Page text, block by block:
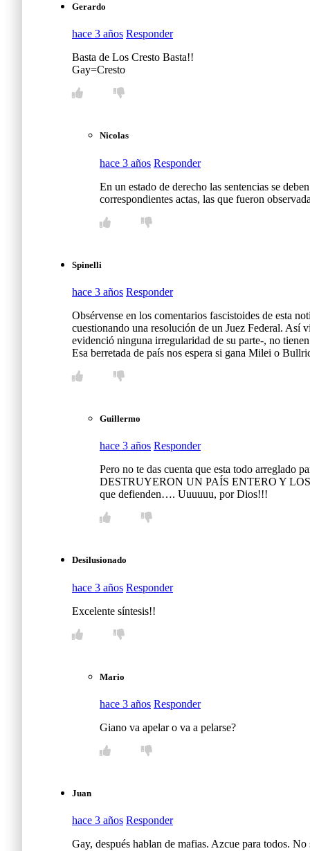
Gerardo
hace 3 años Responder
Basta de Los Cresto Basta!!
Gay=Cresto
Nicolas
hace 3 años Responder
En un estado de derecho las sentencias se
correspondientes actas, las que fueron
Spinelli
hace 3 años Responder
Obsérvense en los comentarios fascistoides de esta
cuestionando una resolución de un Juez Federal. Así
evidenció ninguna irregularidad de su parte-, no
Esa berretada de país nos espera si gana Milei o
Guillermo
hace 3 años Responder
Pero no te das cuenta que esta todo arreglado
DESTRUYERON UN PAÍS ENTERO Y LOS
que defienden…. Uuuuuu, por Dios!!!
Desilusionado
hace 3 años Responder
Excelente síntesis!!
Mario
hace 3 años Responder
Giano va apelar o va a pelarse?
Juan
hace 3 años Responder
Gay, después hablan de mafias. Azcue para todos.